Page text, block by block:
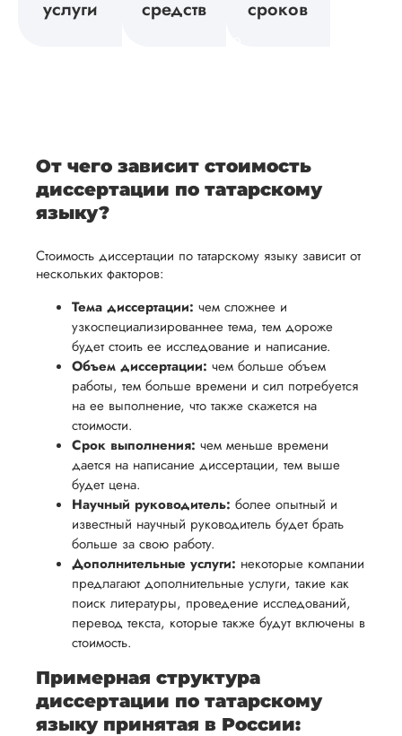
а также
темы.
готовы
предоставить
подготовке
презентации
и речи
перед
защитой.
Наша
цель -
вам
уверенность
работе и
помочь
вам
успешно
пройти
процесс
научной
работы.
услуги средств
возврат
и
проведения
проверки
работы,
установленная
сумма
будет
возвращена
заказчику.
Мы
стремимся
осуществлять
процесс
возврата
способом,
удобным
для вас,
разумные
сроки
после
утверждения
запроса
на
возврат.
сроков
Мы
работы. В
начале
мы
обсудим
договоримся
о сроках
выполнения,
чтобы
учесть
аспекты
работы.
От чего зависит стоимость
диссертации по татарскому
языку?
Стоимость диссертации по татарскому языку зависит от
нескольких факторов:
Тема диссертации: чем сложнее и
узкоспециализированнее тема, тем дороже
будет стоить ее исследование и написание.
Объем диссертации: чем больше объем
работы, тем больше времени и сил потребуется
на ее выполнение, что также скажется на
стоимости.
Срок выполнения: чем меньше времени
дается на написание диссертации, тем выше
будет цена.
Научный руководитель: более опытный и
известный научный руководитель будет брать
больше за свою работу.
Дополнительные услуги: некоторые компании
предлагают дополнительные услуги, такие как
поиск литературы, проведение исследований,
перевод текста, которые также будут включены в
стоимость.
Примерная структура
диссертации по татарскому
языку принятая в России: